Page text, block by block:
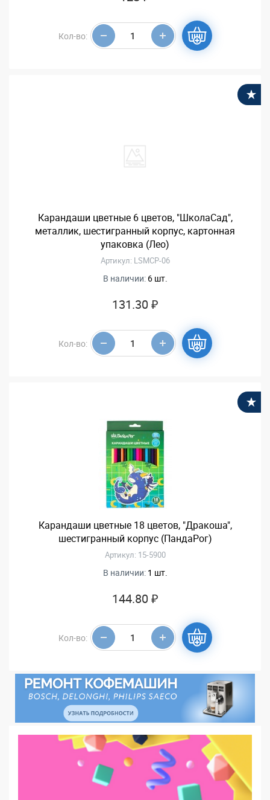
Кол-во:
Карандаши цветные 6 цветов, "ШколаСад",
металлик, шестигранный корпус, картонная
упаковка (Лео)
Артикул: LSMCP-06
В наличии: 6 шт.
131.30 ₽
Кол-во:
Карандаши цветные 18 цветов, "Дракоша",
шестигранный корпус (ПандаРог)
Артикул: 15-5900
В наличии: 1 шт.
144.80 ₽
Кол-во: